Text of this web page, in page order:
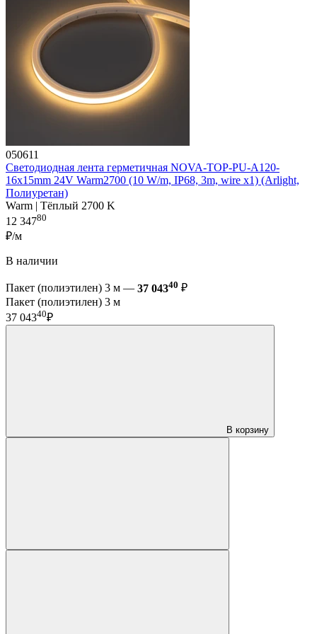
050611
Светодиодная лента герметичная NOVA-TOP-PU-A120-
16x15mm 24V Warm2700 (10 W/m, IP68, 3m, wire x1) (Arlight,
Полиуретан)
Warm | Тёплый 2700 K
12 34780
₽/м
В наличии
Пакет (полиэтилен) 3 м — 37 04340 ₽
Пакет (полиэтилен) 3 м
37 04340₽
В корзину